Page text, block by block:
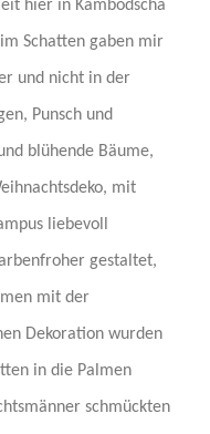
hier in Kambodscha
Schatten gaben mir
und nicht in der
Punsch und
blühende Bäume,
mit
liebevoll
gestaltet,
mit der
Dekoration wurden
in die Palmen
schmückten